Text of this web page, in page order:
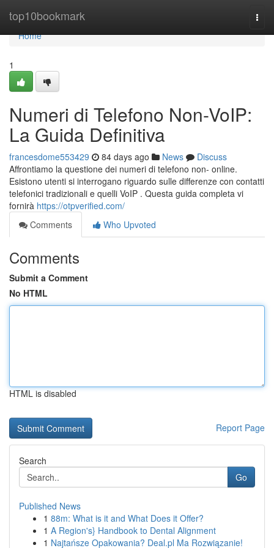
top10bookmark
Home
Home
1
Numeri di Telefono Non-VoIP:
La Guida Definitiva
francesdome553429 84 days ago News
Discuss
Affrontiamo la questione dei numeri di telefono non- online.
Esistono utenti si interrogano riguardo sulle differenze con contatti
telefonici tradizionali e quelli VoIP . Questa guida completa vi
fornirà https://otpverified.com/
Comments
Who Upvoted
Comments
Submit a Comment
No HTML
HTML is disabled
Report Page
Search
Go
Published News
1 88m: What is it and What Does it Offer?
1 A Region's} Handbook to Dental Alignment
1 Najtańsze Opakowania? Deal.pl Ma Rozwiązanie!